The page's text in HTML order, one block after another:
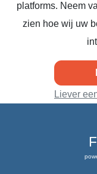
platforms. Neem
zien hoe wij uw
Liever